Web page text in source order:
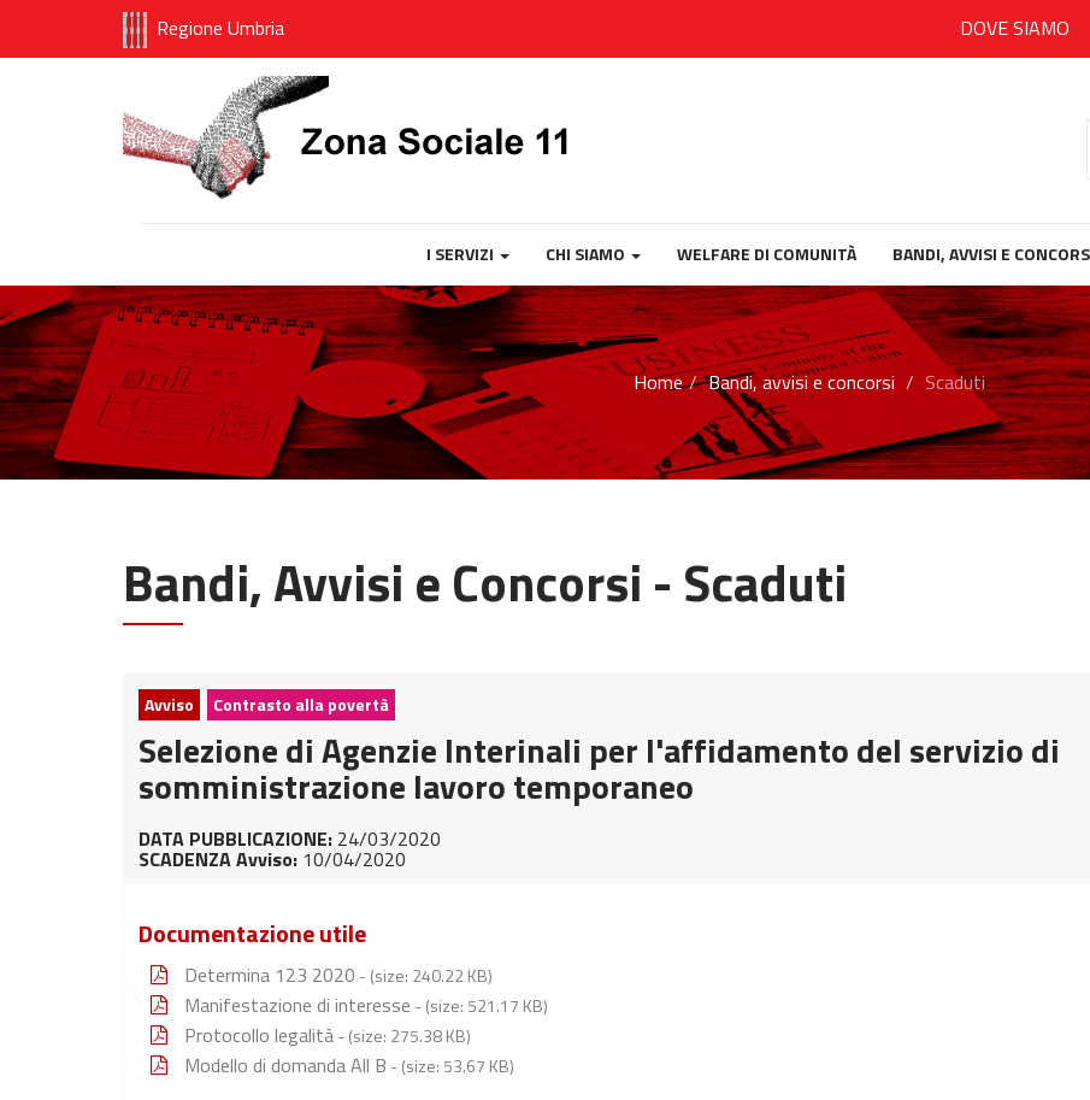
Regione Umbria DOVE SIAMO
I SERVIZI CHI SIAMO WELFARE DI COMUNITÀ BANDI, AVVISI E
Home Bandi, avvisi e concorsi Scaduti
Bandi, Avvisi e Concorsi - Scaduti
Avviso Contrasto alla povertà
Selezione di Agenzie Interinali per l'affidamento del servizio di
somministrazione lavoro temporaneo
DATA PUBBLICAZIONE: 24/03/2020
SCADENZA Avviso: 10/04/2020
Documentazione utile
Determina 123 2020 - (size: 240.22 KB)
Manifestazione di interesse - (size: 521.17 KB)
Protocollo legalità- (size: 275.38 KB)
Modello di domanda All B - (size: 53.67 KB)